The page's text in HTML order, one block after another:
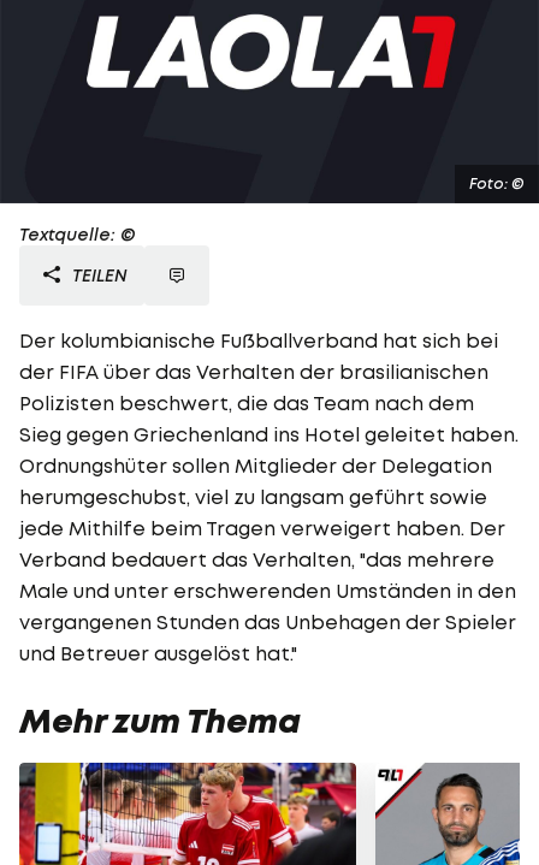
Foto: ©
Textquelle: ©
TEILEN
Der kolumbianische Fußballverband hat sich bei
der FIFA über das Verhalten der brasilianischen
Polizisten beschwert, die das Team nach dem
Sieg gegen Griechenland ins Hotel geleitet haben.
Ordnungshüter sollen Mitglieder der Delegation
herumgeschubst, viel zu langsam geführt sowie
jede Mithilfe beim Tragen verweigert haben. Der
Verband bedauert das Verhalten, "das mehrere
Male und unter erschwerenden Umständen in den
vergangenen Stunden das Unbehagen der Spieler
und Betreuer ausgelöst hat."
Mehr zum Thema